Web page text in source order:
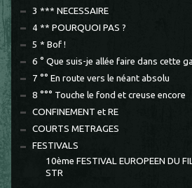
3 *** NECESSAIRE
4 ** POURQUOI PAS ?
5 * Bof !
6 ° Que suis-je allée faire dans cette
7 °° En route vers le néant absolu
8 °°° Touche le fond et creuse encore
CONFINEMENT et RE
COURTS METRAGES
FESTIVALS
10ème FESTIVAL EUROPEEN DU
STR